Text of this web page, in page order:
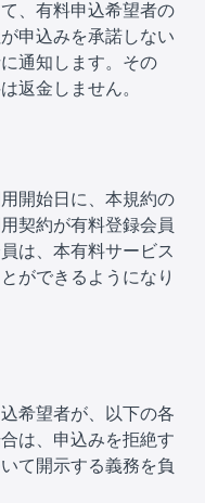
、有料申込希望者の
申込みを承諾しない
通知します。その
返金しません。
開始日に、本規約の
契約が有料登録会員
は、本有料サービス
ができるようになり
希望者が、以下の各
は、申込みを拒絶す
て開示する義務を負